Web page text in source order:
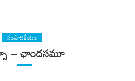
సంపాదకీయం
– ఛాందసమూ